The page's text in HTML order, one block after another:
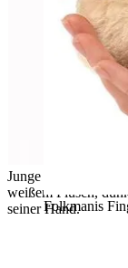
Junge führt die
weißem Plüsch,
seiner Hand.
Folkmanis